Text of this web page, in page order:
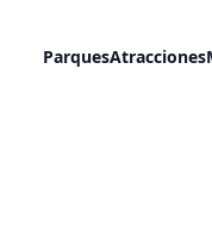
ParquesAtracciones